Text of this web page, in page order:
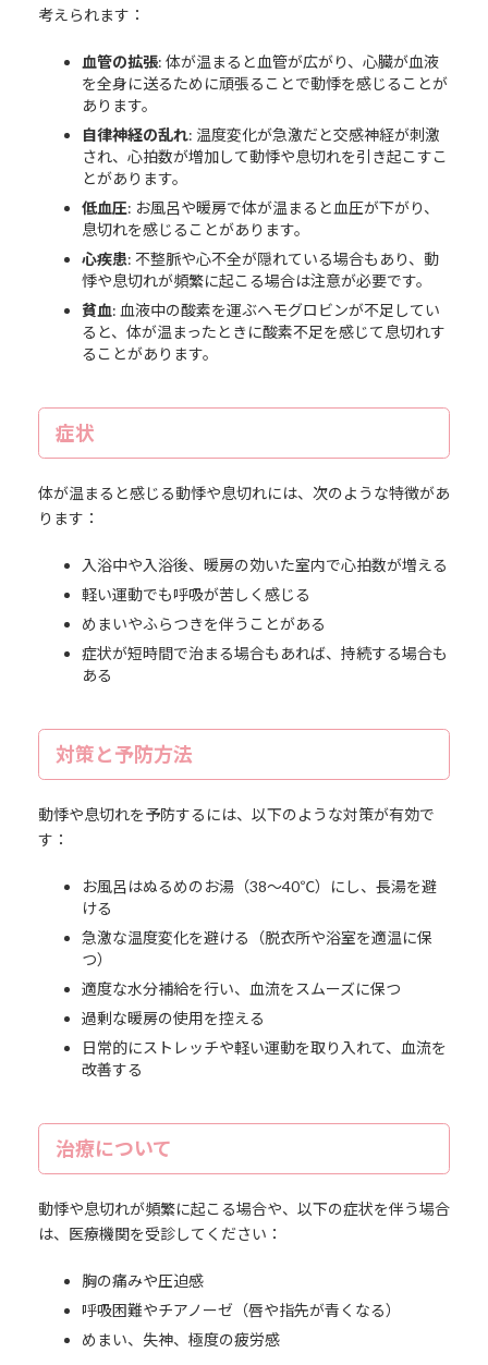
考えられます：
血管の拡張: 体が温まると血管が広がり、心臓が血液
を全身に送るために頑張ることで動悸を感じることが
あります。
自律神経の乱れ: 温度変化が急激だと交感神経が刺激
され、心拍数が増加して動悸や息切れを引き起こすこ
とがあります。
低血圧: お風呂や暖房で体が温まると血圧が下がり、
息切れを感じることがあります。
心疾患: 不整脈や心不全が隠れている場合もあり、動
悸や息切れが頻繁に起こる場合は注意が必要です。
貧血: 血液中の酸素を運ぶヘモグロビンが不足してい
ると、体が温まったときに酸素不足を感じて息切れす
ることがあります。
症状
体が温まると感じる動悸や息切れには、次のような特徴があ
ります：
入浴中や入浴後、暖房の効いた室内で心拍数が増える
軽い運動でも呼吸が苦しく感じる
めまいやふらつきを伴うことがある
症状が短時間で治まる場合もあれば、持続する場合も
ある
対策と予防方法
動悸や息切れを予防するには、以下のような対策が有効で
す：
お風呂はぬるめのお湯（38～40℃）にし、長湯を避
ける
急激な温度変化を避ける（脱衣所や浴室を適温に保
つ）
適度な水分補給を行い、血流をスムーズに保つ
過剰な暖房の使用を控える
日常的にストレッチや軽い運動を取り入れて、血流を
改善する
治療について
動悸や息切れが頻繁に起こる場合や、以下の症状を伴う場合
は、医療機関を受診してください：
胸の痛みや圧迫感
呼吸困難やチアノーゼ（唇や指先が青くなる）
めまい、失神、極度の疲労感